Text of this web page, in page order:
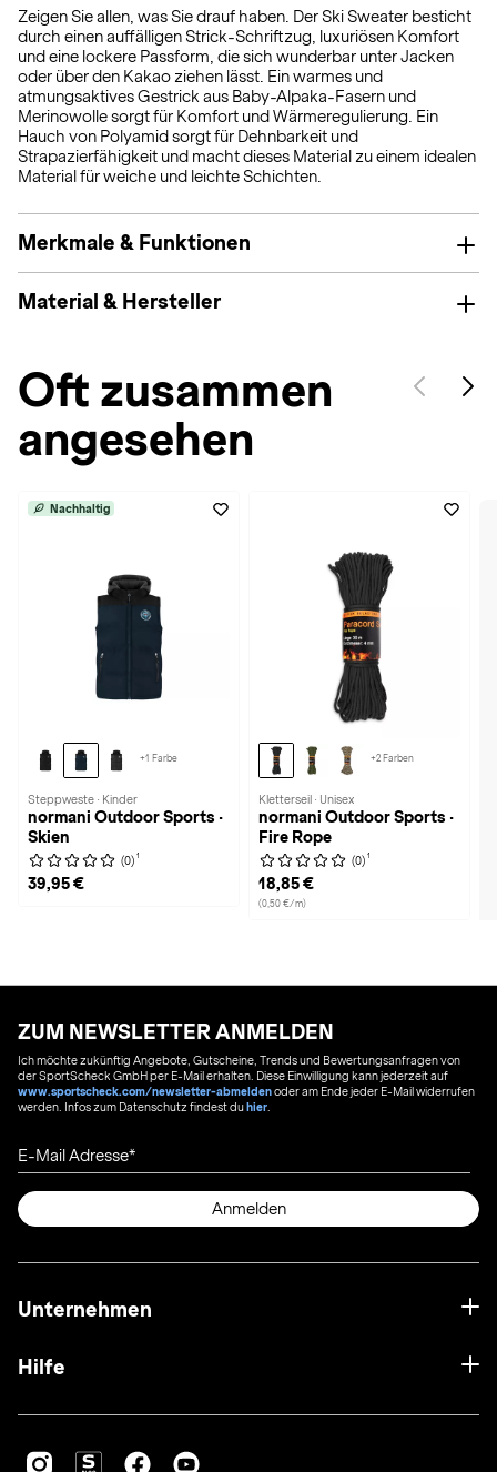
Zeigen Sie allen, was Sie drauf haben. Der Ski Sweater besticht
durch einen auffälligen Strick-Schriftzug, luxuriösen Komfort
und eine lockere Passform, die sich wunderbar unter Jacken
oder über den Kakao ziehen lässt. Ein warmes und
atmungsaktives Gestrick aus Baby-Alpaka-Fasern und
Merinowolle sorgt für Komfort und Wärmeregulierung. Ein
Hauch von Polyamid sorgt für Dehnbarkeit und
Strapazierfähigkeit und macht dieses Material zu einem idealen
Material für weiche und leichte Schichten.
Merkmale & Funktionen
Material & Hersteller
Oft zusammen
angesehen
Nachhaltig
+1 Farbe
Steppweste · Kinder
normani Outdoor Sports ·
Skien
(0) 1
39,95 €
+2 Farben
Kletterseil · Unisex
normani Outdoor Sports ·
Fire Rope
(0) 1
18,85 €
(0,50 €/m)
ZUM NEWSLETTER ANMELDEN
Ich möchte zukünftig Angebote, Gutscheine, Trends und Bewertungsanfragen von
der SportScheck GmbH per E-Mail erhalten. Diese Einwilligung kann jederzeit auf
www.sportscheck.com/newsletter-abmeldenoder am Ende jeder E-Mail widerrufen
werden. Infos zum Datenschutz findest duhier
E-Mail Adresse
Anmelden
Unternehmen
Hilfe